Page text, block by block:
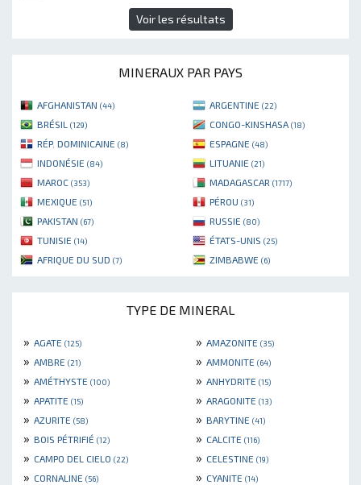
Voir les résultats
MINERAUX PAR PAYS
AFGHANISTAN (44) ARGENTINE (22)
BRÉSIL (129) CONGO-KINSHASA (18)
RÉP. DOMINICAINE (8) ESPAGNE (48)
INDONÉSIE (84) LITUANIE (21)
MAROC (353) MADAGASCAR (1717)
MEXIQUE (51) PÉROU (31)
PAKISTAN (67) RUSSIE (80)
TUNISIE (14) ÉTATS-UNIS (25)
AFRIQUE DU SUD (7) ZIMBABWE (6)
TYPE DE MINERAL
» AGATE (125) » AMAZONITE (35)
» AMBRE (21) » AMMONITE (64)
» AMÉTHYSTE (100) » ANHYDRITE (15)
» APATITE (15) » ARAGONITE (13)
» AZURITE (58) » BARYTINE (41)
» BOIS PÉTRIFIÉ (12) » CALCITE (116)
» CAMPO DEL CIELO (22) » CELESTINE (19)
» CORNALINE (56) » CYANITE (14)